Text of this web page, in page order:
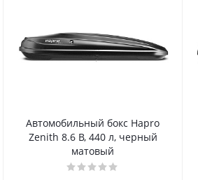
Автомобильный бокс Hapro
Zenith 8.6 B, 440 л, черный
матовый